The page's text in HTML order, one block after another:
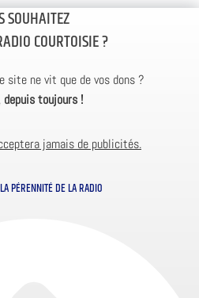
SOUHAITEZ
COURTOISIE ?
site ne vit que de vos dons ?
depuis toujours !
jamais de publicités.
PÉRENNITÉ DE LA RADIO